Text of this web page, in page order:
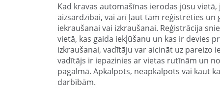
Kad kravas automašīnas ierodas jūsu
aizsardzībai, vai arī ļaut tām reģistrēties un
iekraušanai vai izkraušanai. Reģistrācija
vietā, kas gaida iekļūšanu un kas ir devies
izkraušanai, vadītāju var aicināt uz pareizo
vadītājs ir iepazinies ar vietas rutīnām un
pagalmā. Apkalpots, neapkalpots vai kaut
darbībām.